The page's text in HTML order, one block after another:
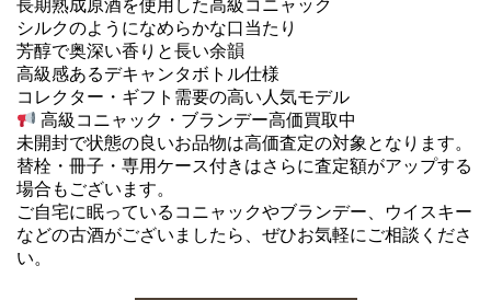
長期熟成原酒を使用した高級コニャック
シルクのようになめらかな口当たり
芳醇で奥深い香りと長い余韻
高級感あるデキャンタボトル仕様
コレクター・ギフト需要の高い人気モデル
高級コニャック・ブランデー高価買取中
未開封で状態の良いお品物は高価査定の対象となります。
替栓・冊子・専用ケース付きはさらに査定額がアップする
場合もございます。
ご自宅に眠っているコニャックやブランデー、ウイスキー
などの古酒がございましたら、ぜひお気軽にご相談くださ
い。